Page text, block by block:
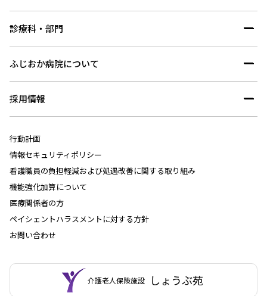
診療科・部門
ふじおか病院について
採用情報
行動計画
情報セキュリティポリシー
看護職員の負担軽減および処遇改善に関する取り組み
機能強化加算について
医療関係者の方
ペイシェントハラスメントに対する方針
お問い合わせ
介護老人保険施設 しょうぶ苑